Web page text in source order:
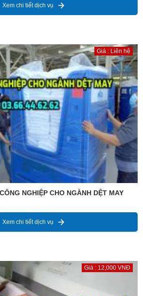
Xem chi tiết dịch vụ
Giá : Liên hệ
NGHIỆP CHO NGÀNH DỆT MAY
Xem chi tiết dịch vụ
Giá : 12,000 VNĐ